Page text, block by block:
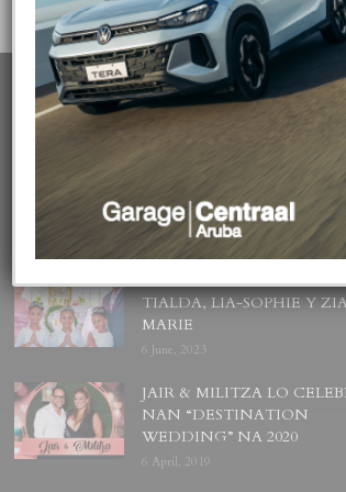
POPULAR POSTS
BODA MANSUR
3 December, 2019
UN DIA INOLVIDABEL PA
TIALDA, LIA-SOPHIE Y
MARIE
6 June, 2023
JAIR & MILITZA LO
NAN “DESTINATION
WEDDING” NA 2020
6 April, 2019